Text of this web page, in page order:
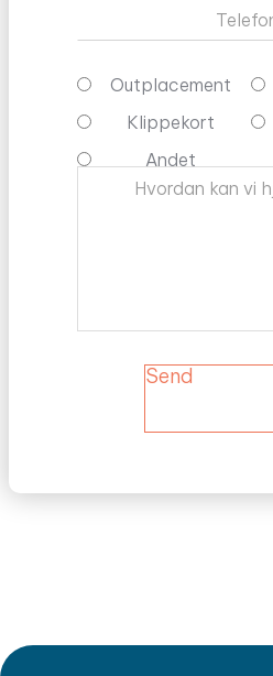
Outplacement
Klippekort
Andet
Send